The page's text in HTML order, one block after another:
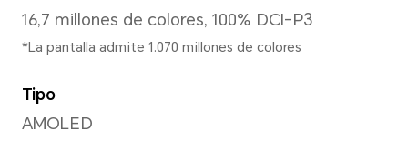
Profundidad